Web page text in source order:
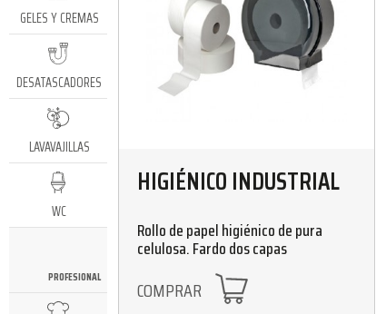
GELES Y CREMAS
DESATASCADORES
LAVAVAJILLAS
WC
PROFESIONAL
HIGIÉNICO INDUSTRIAL
Rollo de papel higiénico de pura
celulosa. Fardo dos capas
COMPRAR